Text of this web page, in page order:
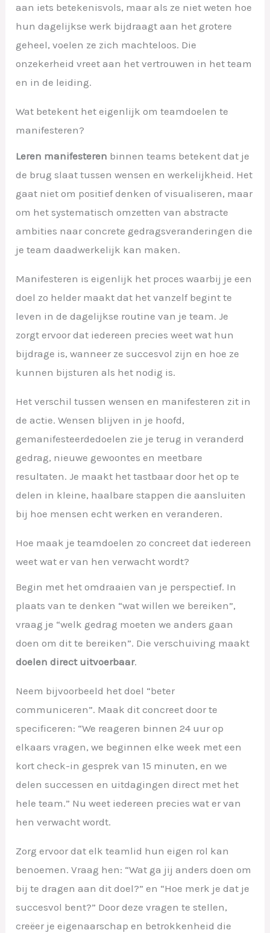
aan iets betekenisvols, maar als ze niet weten hoe
hun dagelijkse werk bijdraagt aan het grotere
geheel, voelen ze zich machteloos. Die
onzekerheid vreet aan het vertrouwen in het team
en in de leiding.
Wat betekent het eigenlijk om teamdoelen te
manifesteren?
Leren manifesteren binnen teams betekent dat je
de brug slaat tussen wensen en werkelijkheid. Het
gaat niet om positief denken of visualiseren, maar
om het systematisch omzetten van abstracte
ambities naar concrete gedragsveranderingen die
je team daadwerkelijk kan maken.
Manifesteren is eigenlijk het proces waarbij je een
doel zo helder maakt dat het vanzelf begint te
leven in de dagelijkse routine van je team. Je
zorgt ervoor dat iedereen precies weet wat hun
bijdrage is, wanneer ze succesvol zijn en hoe ze
kunnen bijsturen als het nodig is.
Het verschil tussen wensen en manifesteren zit in
de actie. Wensen blijven in je hoofd,
gemanifesteerdedoelen zie je terug in veranderd
gedrag, nieuwe gewoontes en meetbare
resultaten. Je maakt het tastbaar door het op te
delen in kleine, haalbare stappen die aansluiten
bij hoe mensen echt werken en veranderen.
Hoe maak je teamdoelen zo concreet dat iedereen
weet wat er van hen verwacht wordt?
Begin met het omdraaien van je perspectief. In
plaats van te denken “wat willen we bereiken”,
vraag je “welk gedrag moeten we anders gaan
doen om dit te bereiken”. Die verschuiving maakt
doelen direct uitvoerbaar.
Neem bijvoorbeeld het doel “beter
communiceren”. Maak dit concreet door te
specificeren: “We reageren binnen 24 uur op
elkaars vragen, we beginnen elke week met een
kort check-in gesprek van 15 minuten, en we
delen successen en uitdagingen direct met het
hele team.” Nu weet iedereen precies wat er van
hen verwacht wordt.
Zorg ervoor dat elk teamlid hun eigen rol kan
benoemen. Vraag hen: “Wat ga jij anders doen om
bij te dragen aan dit doel?” en “Hoe merk je dat je
succesvol bent?” Door deze vragen te stellen,
creëer je eigenaarschap en betrokkenheid die